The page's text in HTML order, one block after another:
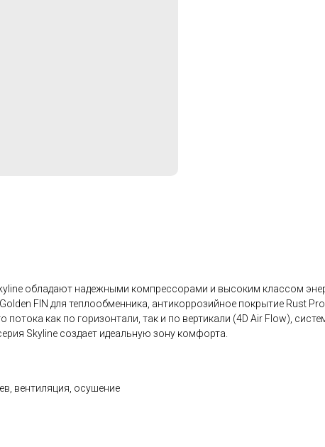
обладают надежными компрессорами и высоким классом
FIN для теплообменника, антикоррозийное покрытие Rust
как по горизонтали, так и по вертикали (4D Air Flow),
Skyline создает идеальную зону комфорта.
вентиляция, осушение